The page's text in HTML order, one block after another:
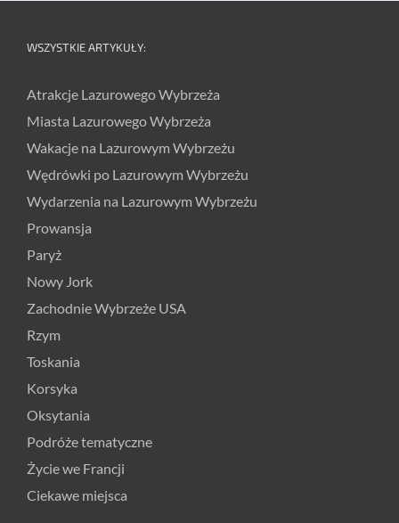
WSZYSTKIE ARTYKUŁY:
Atrakcje Lazurowego Wybrzeża
Miasta Lazurowego Wybrzeża
Wakacje na Lazurowym Wybrzeżu
Wędrówki po Lazurowym Wybrzeżu
Wydarzenia na Lazurowym Wybrzeżu
Prowansja
Paryż
Nowy Jork
Zachodnie Wybrzeże USA
Rzym
Toskania
Korsyka
Oksytania
Podróże tematyczne
Życie we Francji
Ciekawe miejsca